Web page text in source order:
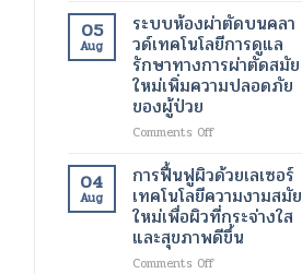
เร่ง
อัตรา
การ
เผา
ผลาญ
ใหม่
เพื่อ
การ
ลด
สแกน
fMRI
เพื่อ
ช่วย
ให้
ป่วย
สื่อสาร
ได้
เทคโนโลยี
ทางการ
แพทย์
สมัย
05
Aug
ระบบห้องผ่าตัดบนคลา
วด์เทคโนโลยีการดูแล
รักษาทางการผ่าตัดสมัย
ใหม่เพิ่มความปลอดภัย
ของผู้ป่วย
Comments Offon
ห้อง
ผ่าตัด
บน
คลา
วด์
เทคโนโลยี
04
Aug
การฟื้นฟูผิวด้วยเลเซอร์
เทคโนโลยีความงามสมัย
ใหม่เพื่อผิวที่กระจ่างใส
และสุขภาพดีขึ้น
Comments Offon